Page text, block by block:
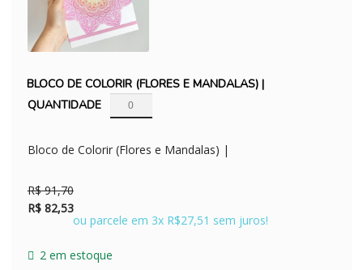
BLOCO DE COLORIR (FLORES E MANDALAS) |
QUANTIDADE
Bloco de Colorir (Flores e Mandalas) |
R$91,70
O
preço
R$ 91,70.
R$82,53
O
preço
R$ 82,53.
ou parcele em 3x R$27,51 sem juros!
2 em estoque